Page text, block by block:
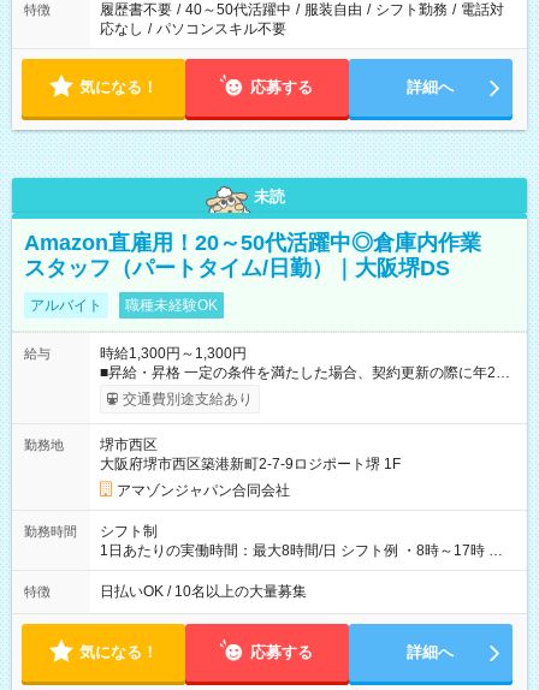
特徴 履歴書不要 / 40～50代活躍中 / 服装自由 / シフト勤務 / 電話対
応なし / パソコンスキル不要
気になる！ 応募する 詳細へ
未読
Amazon直雇用！20～50代活躍中◎倉庫内作業
スタッフ（パートタイム/日勤）｜大阪堺DS
アルバイト 職種未経験OK
給与
時給1,300円～1,300円
■昇給・昇格 一定の条件を満たした場合、契約更新の際に年2回
まで昇給の機会があります。 ■正社員登用制度あり ※月末締/翌
月25日支払い ※時間外手当、別途支給 ※深夜割増賃金 (22:00～
☆Amazon直雇用で安定して働けます！ 【試用期間】試用期間
あり 試用期間の長さ：1週間 雇用形態、給与は本採用時と同じ
です。
交通費別途支給あり
勤務地
堺市西区
大阪府堺市西区築港新町2-7-9ロジポート堺 1F
アマゾンジャパン合同会社
勤務時間
シフト制
1日あたりの実働時間：最大8時間/日 シフト例 ・8時～17時 ・
12時～21時
特徴 日払いOK / 10名以上の大量募集
気になる！ 応募する 詳細へ